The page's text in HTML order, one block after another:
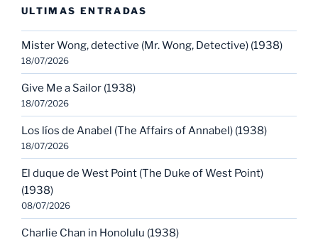
ULTIMAS ENTRADAS
Mister Wong, detective (Mr. Wong, Detective) (1938)
18/07/2026
Give Me a Sailor (1938)
18/07/2026
Los líos de Anabel (The Affairs of Annabel) (1938)
18/07/2026
El duque de West Point (The Duke of West Point)
(1938)
08/07/2026
Charlie Chan in Honolulu (1938)